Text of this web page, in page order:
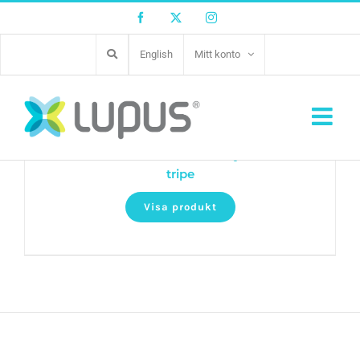
Facebook Twitter Instagram
English Mitt konto
tripe
Visa produkt